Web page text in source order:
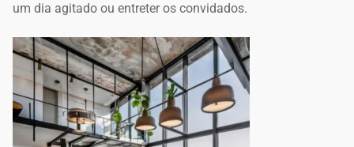
um dia agitado ou entreter os convidados.